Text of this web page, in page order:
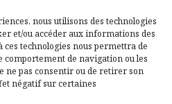
nous utilisons des technologies
et/ou accéder aux informations des
technologies nous permettra de
comportement de navigation ou les
ne pas consentir ou de retirer son
négatif sur certaines